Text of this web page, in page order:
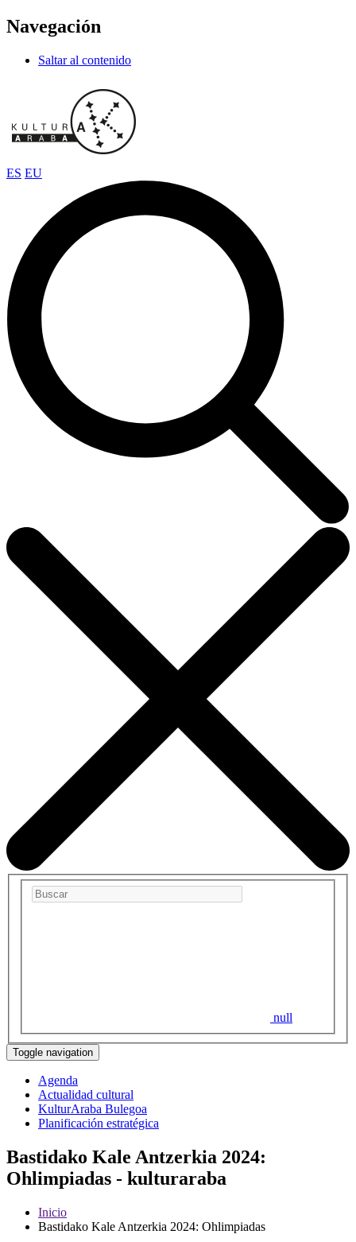
Navegación
Saltar al contenido
ES EU
null
Toggle navigation
Agenda
Actualidad cultural
KulturAraba Bulegoa
Planificación estratégica
Bastidako Kale Antzerkia 2024:
Ohlimpiadas - kulturaraba
Inicio
Bastidako Kale Antzerkia 2024: Ohlimpiadas